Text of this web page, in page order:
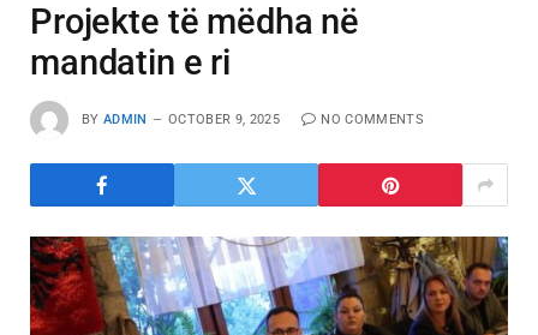
Projekte të mëdha në
mandatin e ri
BY ADMIN OCTOBER 9, 2025 NO COMMENTS